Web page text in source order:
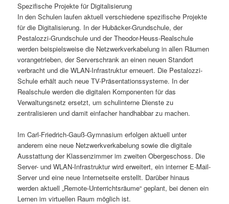
Spezifische Projekte für Digitalisierung
In den Schulen laufen aktuell verschiedene spezifische Projekte
für die Digitalisierung. In der Hubäcker-Grundschule, der
Pestalozzi-Grundschule und der Theodor-Heuss-Realschule
werden beispielsweise die Netzwerkverkabelung in allen Räumen
vorangetrieben, der Serverschrank an einen neuen Standort
verbracht und die WLAN-Infrastruktur erneuert. Die Pestalozzi-
Schule erhält auch neue TV-Präsentationssysteme. In der
Realschule werden die digitalen Komponenten für das
Verwaltungsnetz ersetzt, um schulinterne Dienste zu
zentralisieren und damit einfacher handhabbar zu machen.
Im Carl-Friedrich-Gauß-Gymnasium erfolgen aktuell unter
anderem eine neue Netzwerkverkabelung sowie die digitale
Ausstattung der Klassenzimmer im zweiten Obergeschoss. Die
Server- und WLAN-Infrastruktur wird erweitert, ein interner E-Mail-
Server und eine neue Internetseite erstellt. Darüber hinaus
werden aktuell „Remote-Unterrichtsräume“ geplant, bei denen ein
Lernen im virtuellen Raum möglich ist.